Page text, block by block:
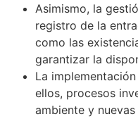
Asimismo, la
registro de la
como las
garantizar la
La
ellos, procesos
ambiente y